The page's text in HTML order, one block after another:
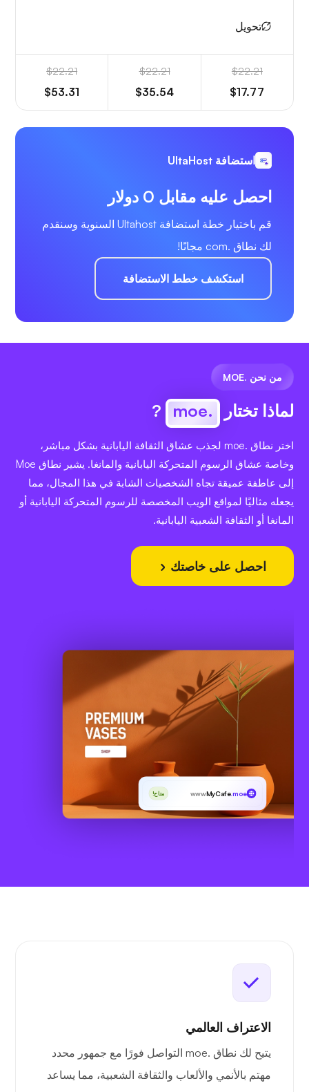
تحويل
$22.21
$17.77
$22.21
$35.54
$22.21
$53.31
استضافة UltaHost
احصل عليه مقابل 0 دولار
قم باختيار خطة استضافة Ultahost السنوية وسنقدم
لك نطاق .com مجانًا!
استكشف خطط الاستضافة
من نحن .MOE
لماذا تختار .moe
?
اختر نطاق .moe لجذب عشاق الثقافة اليابانية بشكل مباشر،
وخاصة عشاق الرسوم المتحركة اليابانية والمانغا. يشير نطاق Moe
إلى عاطفة عميقة تجاه الشخصيات الشابة في هذا المجال، مما
يجعله مثاليًا لمواقع الويب المخصصة للرسوم المتحركة اليابانية أو
المانغا أو الثقافة الشعبية اليابانية.
احصل على خاصتك
wwwMyCafe.moe متاح!
الاعتراف العالمي
يتيح لك نطاق .moe التواصل فورًا مع جمهور محدد
مهتم بالأنمي والألعاب والثقافة الشعبية، مما يساعد